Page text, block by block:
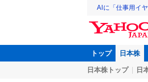
AIに「仕事用イ
トップ 日本株
日本株トップ 日